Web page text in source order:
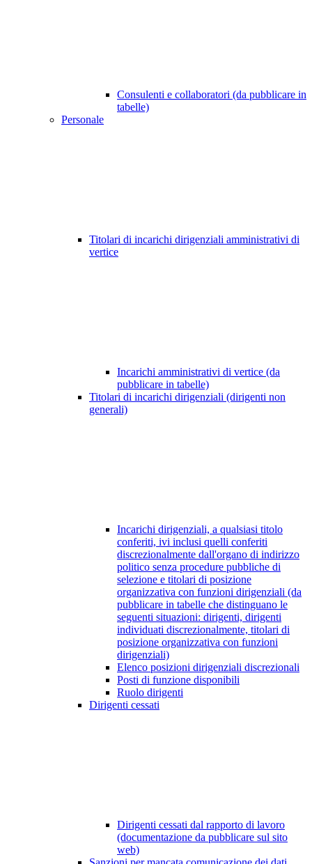
Consulenti e collaboratori (da pubblicare in
tabelle)
Personale
Titolari di incarichi dirigenziali amministrativi di
vertice
Incarichi amministrativi di vertice (da
pubblicare in tabelle)
Titolari di incarichi dirigenziali (dirigenti non
generali)
Incarichi dirigenziali, a qualsiasi titolo
conferiti, ivi inclusi quelli conferiti
discrezionalmente dall'organo di indirizzo
politico senza procedure pubbliche di
selezione e titolari di posizione
organizzativa con funzioni dirigenziali (da
pubblicare in tabelle che distinguano le
seguenti situazioni: dirigenti, dirigenti
individuati discrezionalmente, titolari di
posizione organizzativa con funzioni
dirigenziali)
Elenco posizioni dirigenziali discrezionali
Posti di funzione disponibili
Ruolo dirigenti
Dirigenti cessati
Dirigenti cessati dal rapporto di lavoro
(documentazione da pubblicare sul sito
web)